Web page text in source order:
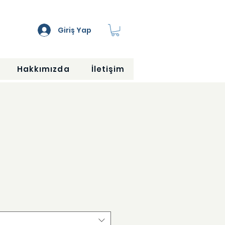
Giriş Yap
Hakkımızda İletişim